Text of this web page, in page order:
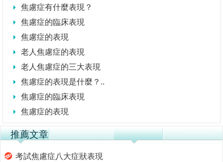
焦慮症有什麼表現？
焦慮症的臨床表現
焦慮症的表現
老人焦慮症的表現
老人焦慮症的三大表現
焦慮症的表現是什麼？..
焦慮症的臨床表現
焦慮症的表現
推薦文章
考試焦慮症八大症狀表現